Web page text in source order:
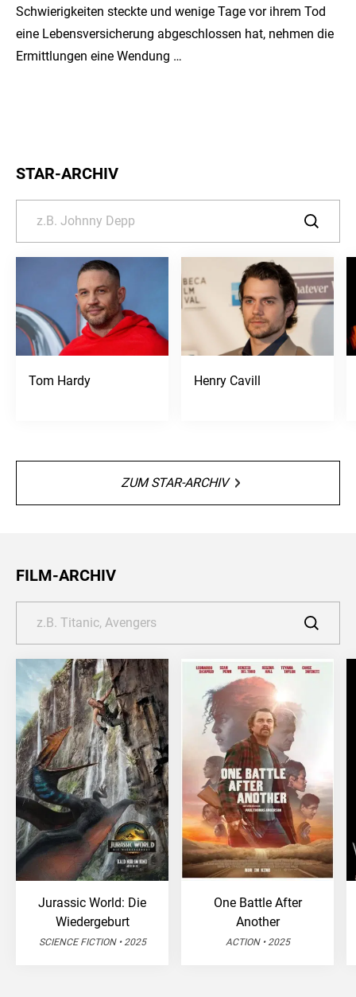
Schwierigkeiten steckte und wenige Tage vor ihrem Tod
eine Lebensversicherung abgeschlossen hat, nehmen die
Ermittlungen eine Wendung …
STAR-ARCHIV
Tom Hardy Henry Cavill
ZUM STAR-ARCHIV
FILM-ARCHIV
Jurassic World: Die
Wiedergeburt
SCIENCE FICTION • 2025
One Battle After
Another
ACTION • 2025